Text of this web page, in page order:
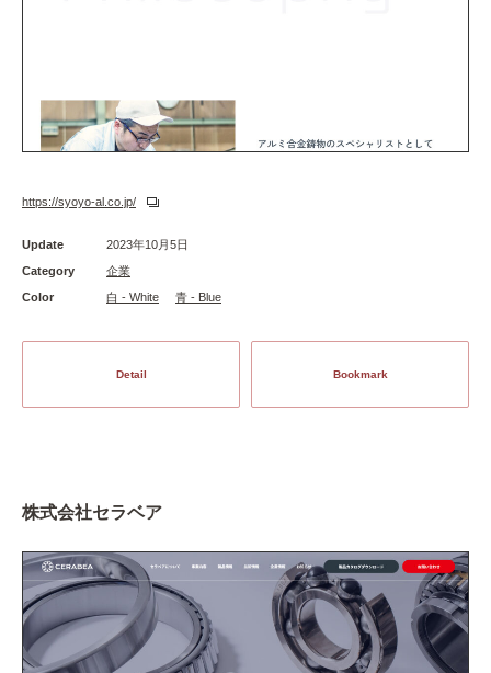
https://syoyo-al.co.jp/
Update
2023年10月5日
Category
企業
Color
白 - White 青 - Blue
Detail Bookmark
株式会社セラベア